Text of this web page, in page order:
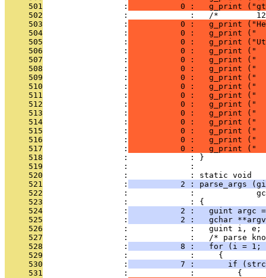
     501
                 :
0 :   g_print
     502
:             :   /*
     503
                 :
0 :   g_print
     504
                 :
0 :   g_print ("
     505
                 :
0 :   g_print
     506
                 :
0 :   g_print ("
     507
                 :
0 :   g_print ("
     508
                 :
0 :   g_print ("
     509
                 :
0 :   g_print ("
     510
                 :
0 :   g_print ("
     511
                 :
0 :   g_print ("
     512
                 :
0 :   g_print ("
     513
                 :
0 :   g_print ("
     514
                 :
0 :   g_print ("
     515
                 :
0 :   g_print ("
     516
                 :
0 :   g_print ("
     517
                 :
0 :   g_print ("
     518
                 :             : }
     519
                 :             :
     520
                 :             : static void
     521
                 :
2 : parse_args
     522
:             :
     523
                 :             : {
     524
                 :
2 :   guint argc
     525
                 :
2 :   gchar
     526
                 :             :   guint i, e;
     527
:             :   /* parse
     528
                 :
8 :   for (i = 1;
     529
                 :             :     {
     530
                 :
7 :       if
     531
                 :             :         {